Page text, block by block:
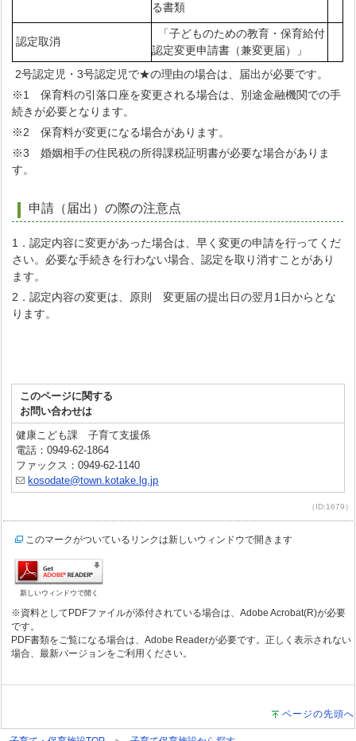
る書類
認定取消
「子どものための教育・保育給付
認定変更申請書（兼変更届）」
2号認定児・3号認定児で★の理由の場合は、届出が必要です。
※1 保育料の引落口座を変更される場合は、別途金融機関での手
続きが必要となります。
※2 保育料が変更になる場合があります。
※3 婚姻相手の住民税の所得課税証明書が必要な場合がありま
す。
申請（届出）の際の注意点
1．認定内容に変更があった場合は、早く変更の申請を行ってくだ
さい。必要な手続きを行わない場合、認定を取り消すことがあり
ます。
2．認定内容の変更は、原則 変更届の提出日の翌月1日からとな
ります。
このページに関する
お問い合わせは
健康こども課 子育て支援係
電話：0949-62-1864
ファックス：0949-62-1140
kosodate@town.kotake.lg.jp
（ID:1679）
このマークがついているリンクは新しいウィンドウで開きます
新しいウィンドウで開く
※資料としてPDFファイルが添付されている場合は、Adobe Acrobat(R)が必要
です。
PDF書類をご覧になる場合は、Adobe Readerが必要です。正しく表示されない
場合、最新バージョンをご利用ください。
ページの先頭へ